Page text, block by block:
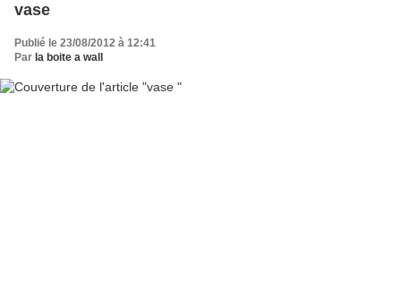
vase
Publié le 23/08/2012 à 12:41
Par la boite a wall